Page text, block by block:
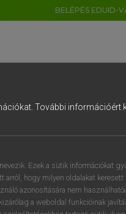
BELÉPÉS EDUID-
További információért
Ezek a sütik információkat
hogy milyen oldalakat keresett
azonosítására nem
a weboldal funkcióinak
6 7 8 9
t z u i
h j k l é